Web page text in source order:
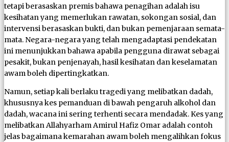
tetapi berasaskan premis bahawa penagihan adalah isu
kesihatan yang memerlukan rawatan, sokongan sosial, dan
intervensi berasaskan bukti, dan bukan pemenjaraan semata-
mata. Negara-negara yang telah mengadaptasi pendekatan
ini menunjukkan bahawa apabila pengguna dirawat sebagai
pesakit, bukan penjenayah, hasil kesihatan dan keselamatan
awam boleh dipertingkatkan.
Namun, setiap kali berlaku tragedi yang melibatkan dadah,
khususnya kes pemanduan di bawah pengaruh alkohol dan
dadah, wacana ini sering terhenti secara mendadak. Kes yang
melibatkan Allahyarham Amirul Hafiz Omar adalah contoh
jelas bagaimana kemarahan awam boleh mengalihkan fokus